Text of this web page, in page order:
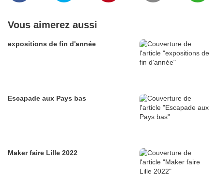
Vous aimerez aussi
expositions de fin d'année
Escapade aux Pays bas
Maker faire Lille 2022